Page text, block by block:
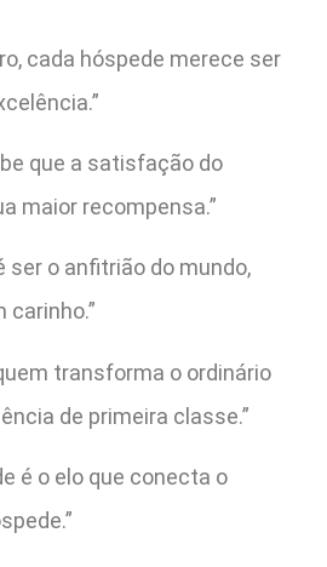
cada hóspede merece ser
que a satisfação do
maior recompensa.”
ser o anfitrião do mundo,
carinho.”
transforma o ordinário
de primeira classe.”
é o elo que conecta o